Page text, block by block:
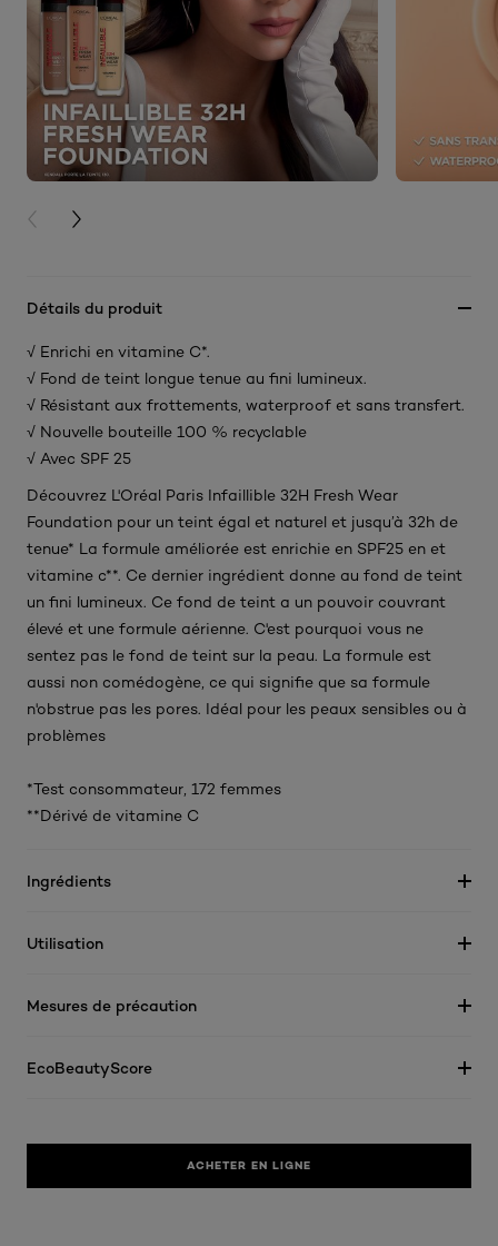
PREVIOUS CARD
NEXT CARD
Détails du produit
√ Enrichi en vitamine C*.
√ Fond de teint longue tenue au fini lumineux.
√ Résistant aux frottements, waterproof et sans transfert.
√ Nouvelle bouteille 100 % recyclable
√ Avec SPF 25
Découvrez L'Oréal Paris Infaillible 32H Fresh Wear
Foundation pour un teint égal et naturel et jusqu’à 32h de
tenue* La formule améliorée est enrichie en SPF25 en et
vitamine c**. Ce dernier ingrédient donne au fond de teint
un fini lumineux. Ce fond de teint a un pouvoir couvrant
élevé et une formule aérienne. C'est pourquoi vous ne
sentez pas le fond de teint sur la peau. La formule est
aussi non comédogène, ce qui signifie que sa formule
n'obstrue pas les pores. Idéal pour les peaux sensibles ou à
problèmes
*Test consommateur, 172 femmes
**Dérivé de vitamine C
Ingrédients
Utilisation
Mesures de précaution
EcoBeautyScore
ACHETER EN LIGNE